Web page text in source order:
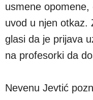
usmene
uvod u njen otkaz.
glasi da je prijava
na profesorki da
Nevenu Jevtić